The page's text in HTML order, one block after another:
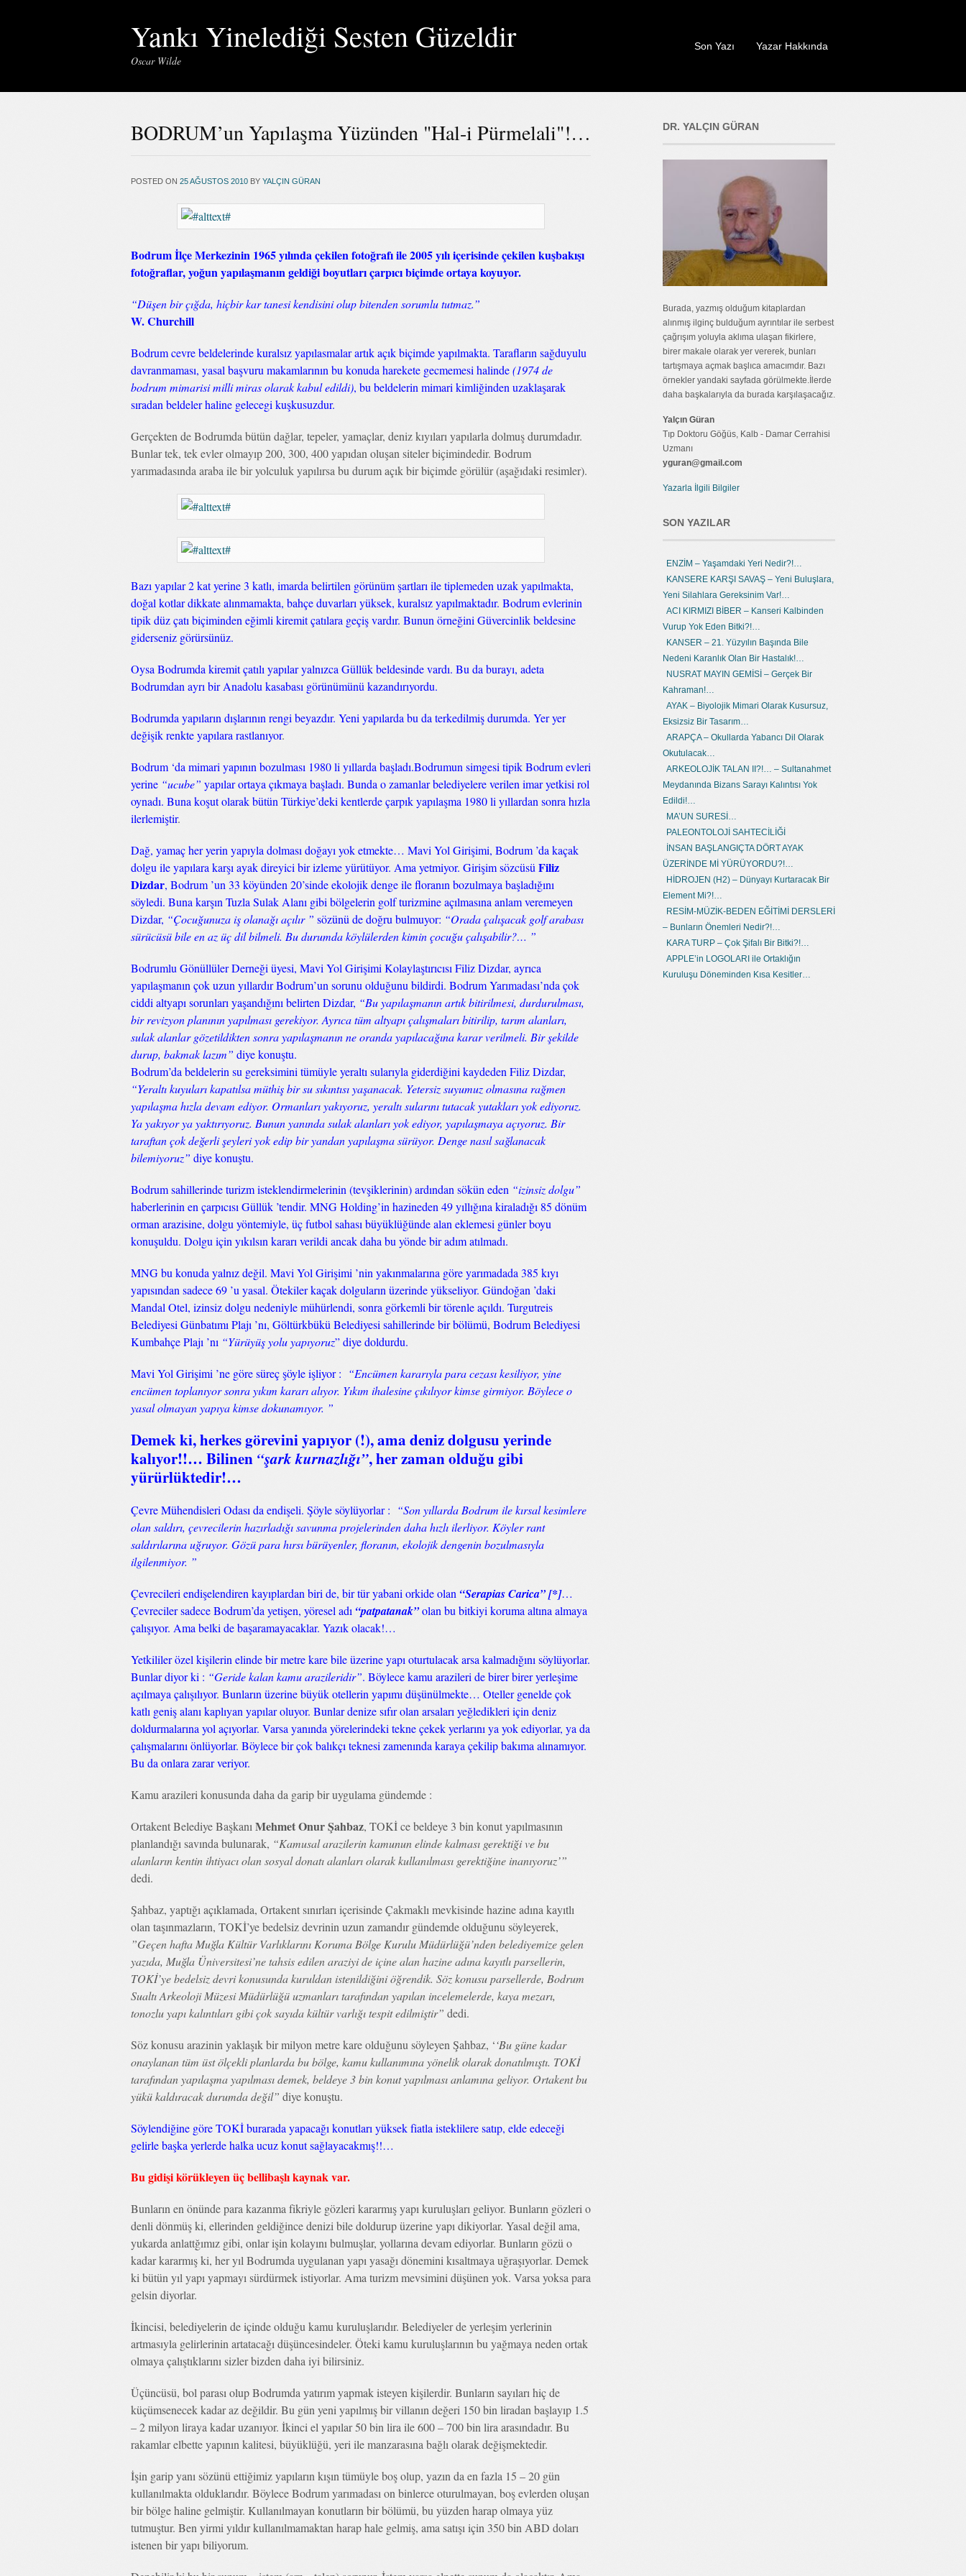
Yankı Yinelediği Sesten Güzeldir
Oscar Wilde
Son Yazı Yazar Hakkında
BODRUM’un Yapılaşma Yüzünden "Hal-i Pürmelali"!…
POSTED ON 25 AĞUSTOS 2010 BY YALÇIN GÜRAN
Bodrum İlçe Merkezinin 1965 yılında çekilen fotoğrafı ile 2005 yılı içerisinde çekilen kuşbakışı
fotoğraflar, yoğun yapılaşmanın geldiği boyutları çarpıcı biçimde ortaya koyuyor.
“Düşen bir çığda, hiçbir kar tanesi kendisini olup bitenden sorumlu tutmaz.”
W. Churchill
Bodrum cevre beldelerinde kuralsız yapılasmalar artık açık biçimde yapılmakta. Tarafların sağduyulu
davranmaması, yasal başvuru makamlarının bu konuda harekete gecmemesi halinde(1974 de
bodrum mimarisi milli miras olarak kabul edildi), bu beldelerin mimari kimliğinden uzaklaşarak
sıradan beldeler haline gelecegi kuşkusuzdur.
Gerçekten de Bodrumda bütün dağlar, tepeler, yamaçlar, deniz kıyıları yapılarla dolmuş durumdadır.
Bunlar tek, tek evler olmayıp 200, 300, 400 yapıdan oluşan siteler biçimindedir. Bodrum
yarımadasında araba ile bir yolculuk yapılırsa bu durum açık bir biçimde görülür (aşağıdaki resimler).
Bazı yapılar 2 kat yerine 3 katlı, imarda belirtilen görünüm şartları ile tiplemeden uzak yapılmakta,
doğal kotlar dikkate alınmamakta, bahçe duvarları yüksek, kuralsız yapılmaktadır. Bodrum evlerinin
tipik düz çatı biçiminden eğimli kiremit çatılara geçiş vardır. Bunun örneğini Güvercinlik beldesine
giderseniz görürsünüz.
Oysa Bodrumda kiremit çatılı yapılar yalnızca Güllük beldesinde vardı. Bu da burayı, adeta
Bodrumdan ayrı bir Anadolu kasabası görünümünü kazandırıyordu.
Bodrumda yapıların dışlarının rengi beyazdır. Yeni yapılarda bu da terkedilmiş durumda. Yer yer
değişik renkte yapılara rastlanıyor.
Bodrum ‘da mimari yapının bozulması 1980 li yıllarda başladı.Bodrumun simgesi tipik Bodrum evleri
yerine “ucube” yapılar ortaya çıkmaya başladı. Bunda o zamanlar belediyelere verilen imar yetkisi rol
oynadı. Buna koşut olarak bütün Türkiye’deki kentlerde çarpık yapılaşma 1980 li yıllardan sonra hızla
ilerlemiştir.
Dağ, yamaç her yerin yapıyla dolması doğayı yok etmekte… Mavi Yol Girişimi, Bodrum ’da kaçak
dolgu ile yapılara karşı ayak direyici bir izleme yürütüyor. Ama yetmiyor. Girişim sözcüsü Filiz
Dizdar, Bodrum ’un 33 köyünden 20’sinde ekolojik denge ile floranın bozulmaya başladığını
söyledi. Buna karşın Tuzla Sulak Alanı gibi bölgelerin golf turizmine açılmasına anlam veremeyen
Dizdar, “Çocuğunuza iş olanağı açılır ” sözünü de doğru bulmuyor: “Orada çalışacak golf arabası
sürücüsü bile en az üç dil bilmeli. Bu durumda köylülerden kimin çocuğu çalışabilir?… ”
Bodrumlu Gönüllüler Derneği üyesi, Mavi Yol Girişimi Kolaylaştırıcısı Filiz Dizdar, ayrıca
yapılaşmanın çok uzun yıllardır Bodrum’un sorunu olduğunu bildirdi. Bodrum Yarımadası’nda çok
ciddi altyapı sorunları yaşandığını belirten Dizdar, “Bu yapılaşmanın artık bitirilmesi, durdurulması,
bir revizyon planının yapılması gerekiyor. Ayrıca tüm altyapı çalışmaları bitirilip, tarım alanları,
sulak alanlar gözetildikten sonra yapılaşmanın ne oranda yapılacağına karar verilmeli. Bir şekilde
durup, bakmak lazım” diye konuştu.
Bodrum’da beldelerin su gereksimini tümüyle yeraltı sularıyla giderdiğini kaydeden Filiz Dizdar,
“Yeraltı kuyuları kapatılsa müthiş bir su sıkıntısı yaşanacak. Yetersiz suyumuz olmasına rağmen
yapılaşma hızla devam ediyor. Ormanları yakıyoruz, yeraltı sularını tutacak yutakları yok ediyoruz.
Ya yakıyor ya yaktırıyoruz. Bunun yanında sulak alanları yok ediyor, yapılaşmaya açıyoruz. Bir
taraftan çok değerli şeyleri yok edip bir yandan yapılaşma sürüyor. Denge nasıl sağlanacak
bilemiyoruz” diye konuştu.
Bodrum sahillerinde turizm isteklendirmelerinin (tevşiklerinin) ardından sökün eden “izinsiz dolgu”
haberlerinin en çarpıcısı Güllük ’tendir. MNG Holding’in hazineden 49 yıllığına kiraladığı 85 dönüm
orman arazisine, dolgu yöntemiyle, üç futbol sahası büyüklüğünde alan eklemesi günler boyu
konuşuldu. Dolgu için yıkılsın kararı verildi ancak daha bu yönde bir adım atılmadı.
MNG bu konuda yalnız değil. Mavi Yol Girişimi ’nin yakınmalarına göre yarımadada 385 kıyı
yapısından sadece 69 ’u yasal. Ötekiler kaçak dolguların üzerinde yükseliyor. Gündoğan ’daki
Mandal Otel, izinsiz dolgu nedeniyle mühürlendi, sonra görkemli bir törenle açıldı. Turgutreis
Belediyesi Günbatımı Plajı ’nı, Göltürkbükü Belediyesi sahillerinde bir bölümü, Bodrum Belediyesi
Kumbahçe Plajı ’nı “Yürüyüş yolu yapıyoruz” diye doldurdu.
Mavi Yol Girişimi ’ne göre süreç şöyle işliyor : “Encümen kararıyla para cezası kesiliyor, yine
encümen toplanıyor sonra yıkım kararı alıyor. Yıkım ihalesine çıkılıyor kimse girmiyor. Böylece o
yasal olmayan yapıya kimse dokunamıyor. ”
Demek ki, herkes görevini yapıyor (!), ama deniz dolgusu yerinde
kalıyor!!… Bilinen “şark kurnazlığı”, her zaman olduğu gibi
yürürlüktedir!…
Çevre Mühendisleri Odası da endişeli. Şöyle söylüyorlar : “Son yıllarda Bodrum ile kırsal kesimlere
olan saldırı, çevrecilerin hazırladığı savunma projelerinden daha hızlı ilerliyor. Köyler rant
saldırılarına uğruyor. Gözü para hırsı bürüyenler, floranın, ekolojik dengenin bozulmasıyla
ilgilenmiyor. ”
Çevrecileri endişelendiren kayıplardan biri de, bir tür yabani orkide olan “Serapias Carica” [*]…
Çevreciler sadece Bodrum’da yetişen, yöresel adı “patpatanak”olan bu bitkiyi koruma altına almaya
çalışıyor. Ama belki de başaramayacaklar. Yazık olacak!…
Yetkililer özel kişilerin elinde bir metre kare bile üzerine yapı oturtulacak arsa kalmadığını söylüyorlar.
Bunlar diyor ki : “Geride kalan kamu arazileridir”. Böylece kamu arazileri de birer birer yerleşime
açılmaya çalışılıyor. Bunların üzerine büyük otellerin yapımı düşünülmekte… Oteller genelde çok
katlı geniş alanı kaplıyan yapılar oluyor. Bunlar denize sıfır olan arsaları yeğledikleri için deniz
doldurmalarına yol açıyorlar. Varsa yanında yörelerindeki tekne çekek yerlarını ya yok ediyorlar, ya da
çalışmalarını önlüyorlar. Böylece bir çok balıkçı teknesi zamenında karaya çekilip bakıma alınamıyor.
Bu da onlara zarar veriyor.
Kamu arazileri konusunda daha da garip bir uygulama gündemde :
Ortakent Belediye Başkanı Mehmet Onur Şahbaz, TOKİ ce beldeye 3 bin konut yapılmasının
planlandığı savında bulunarak, “Kamusal arazilerin kamunun elinde kalması gerektiği ve bu
alanların kentin ihtiyacı olan sosyal donatı alanları olarak kullanılması gerektiğine inanıyoruz’”
dedi.
Şahbaz, yaptığı açıklamada, Ortakent sınırları içerisinde Çakmaklı mevkisinde hazine adına kayıtlı
olan taşınmazların, TOKİ’ye bedelsiz devrinin uzun zamandır gündemde olduğunu söyleyerek,
”Geçen hafta Muğla Kültür Varlıklarını Koruma Bölge Kurulu Müdürlüğü’nden belediyemize gelen
yazıda, Muğla Üniversitesi’ne tahsis edilen araziyi de içine alan hazine adına kayıtlı parsellerin,
TOKİ’ye bedelsiz devri konusunda kuruldan istenildiğini öğrendik. Söz konusu parsellerde, Bodrum
Sualtı Arkeoloji Müzesi Müdürlüğü uzmanları tarafından yapılan incelemelerde, kaya mezarı,
tonozlu yapı kalıntıları gibi çok sayıda kültür varlığı tespit edilmiştir” dedi.
Söz konusu arazinin yaklaşık bir milyon metre kare olduğunu söyleyen Şahbaz, ‘‘Bu güne kadar
onaylanan tüm üst ölçekli planlarda bu bölge, kamu kullanımına yönelik olarak donatılmıştı. TOKİ
tarafından yapılaşma yapılması demek, beldeye 3 bin konut yapılması anlamına geliyor. Ortakent bu
yükü kaldıracak durumda değil” diye konuştu.
Söylendiğine göre TOKİ burarada yapacağı konutları yüksek fiatla isteklilere satıp, elde edeceği
gelirle başka yerlerde halka ucuz konut sağlayacakmış!!…
Bu gidişi körükleyen üç bellibaşlı kaynak var.
Bunların en önünde para kazanma fikriyle gözleri kararmış yapı kuruluşları geliyor. Bunların gözleri o
denli dönmüş ki, ellerinden geldiğince denizi bile doldurup üzerine yapı dikiyorlar. Yasal değil ama,
yukarda anlattğımız gibi, onlar işin kolayını bulmuşlar, yollarına devam ediyorlar. Bunların gözü o
kadar kararmış ki, her yıl Bodrumda uygulanan yapı yasağı dönemini kısaltmaya uğraşıyorlar. Demek
ki bütün yıl yapı yapmayı sürdürmek istiyorlar. Ama turizm mevsimini düşünen yok. Varsa yoksa para
gelsin diyorlar.
İkincisi, belediyelerin de içinde olduğu kamu kuruluşlarıdır. Belediyeler de yerleşim yerlerinin
artmasıyla gelirlerinin artatacağı düşüncesindeler. Öteki kamu kuruluşlarının bu yağmaya neden ortak
olmaya çalıştıklarını sizler bizden daha iyi bilirsiniz.
Üçüncüsü, bol parası olup Bodrumda yatırım yapmak isteyen kişilerdir. Bunların sayıları hiç de
küçümsenecek kadar az değildir. Bu gün yeni yapılmış bir villanın değeri 150 bin liradan başlayıp 1.5
– 2 milyon liraya kadar uzanıyor. İkinci el yapılar 50 bin lira ile 600 – 700 bin lira arasındadır. Bu
rakamlar elbette yapının kalitesi, büyüklüğü, yeri ile manzarasına bağlı olarak değişmektedir.
İşin garip yanı sözünü ettiğimiz yapıların kışın tümüyle boş olup, yazın da en fazla 15 – 20 gün
kullanılmakta olduklarıdır. Böylece Bodrum yarımadası on binlerce oturulmayan, boş evlerden oluşan
bir bölge haline gelmiştir. Kullanılmayan konutların bir bölümü, bu yüzden harap olmaya yüz
tutmuştur. Ben yirmi yıldır kullanılmamaktan harap hale gelmiş, ama satışı için 350 bin ABD doları
istenen bir yapı biliyorum.
DR. YALÇIN GÜRAN
Burada, yazmış olduğum kitaplardan
alınmış ilginç bulduğum ayrıntılar ile serbest
çağrışım yoluyla aklıma ulaşan fikirlere,
birer makale olarak yer vererek, bunları
tartışmaya açmak başlıca amacımdır. Bazı
örnekler yandaki sayfada görülmekte.İlerde
daha başkalarıyla da burada karşılaşacağız.
Yalçın Güran
Tıp Doktoru Göğüs, Kalb - Damar Cerrahisi
Uzmanı
yguran@gmail.com
Yazarla İlgili Bilgiler
SON YAZILAR
ENZİM – Yaşamdaki Yeri Nedir?!…
KANSERE KARŞI SAVAŞ – Yeni Buluşlara,
Yeni Silahlara Gereksinim Var!…
ACI KIRMIZI BİBER – Kanseri Kalbinden
Vurup Yok Eden Bitki?!…
KANSER – 21. Yüzyılın Başında Bile
Nedeni Karanlık Olan Bir Hastalık!…
NUSRAT MAYIN GEMİSİ – Gerçek Bir
Kahraman!…
AYAK – Biyolojik Mimari Olarak Kusursuz,
Eksizsiz Bir Tasarım…
ARAPÇA – Okullarda Yabancı Dil Olarak
Okutulacak…
ARKEOLOJİK TALAN II?!… – Sultanahmet
Meydanında Bizans Sarayı Kalıntısı Yok
Edildi!…
MA’UN SURESİ…
PALEONTOLOJİ SAHTECİLİĞİ
İNSAN BAŞLANGIÇTA DÖRT AYAK
ÜZERİNDE Mİ YÜRÜYORDU?!…
HİDROJEN (H2) – Dünyayı Kurtaracak Bir
Element Mi?!…
RESİM-MÜZİK-BEDEN EĞİTİMİ DERSLERİ
– Bunların Önemleri Nedir?!…
KARA TURP – Çok Şifalı Bir Bitki?!…
APPLE’in LOGOLARI ile Ortaklığın
Kuruluşu Döneminden Kısa Kesitler…